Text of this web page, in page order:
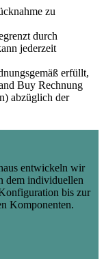
zu
durch
jederzeit
erfüllt,
Buy Rechnung
abzüglich der
entwickeln wir
dem individuellen
bis zur
Komponenten.